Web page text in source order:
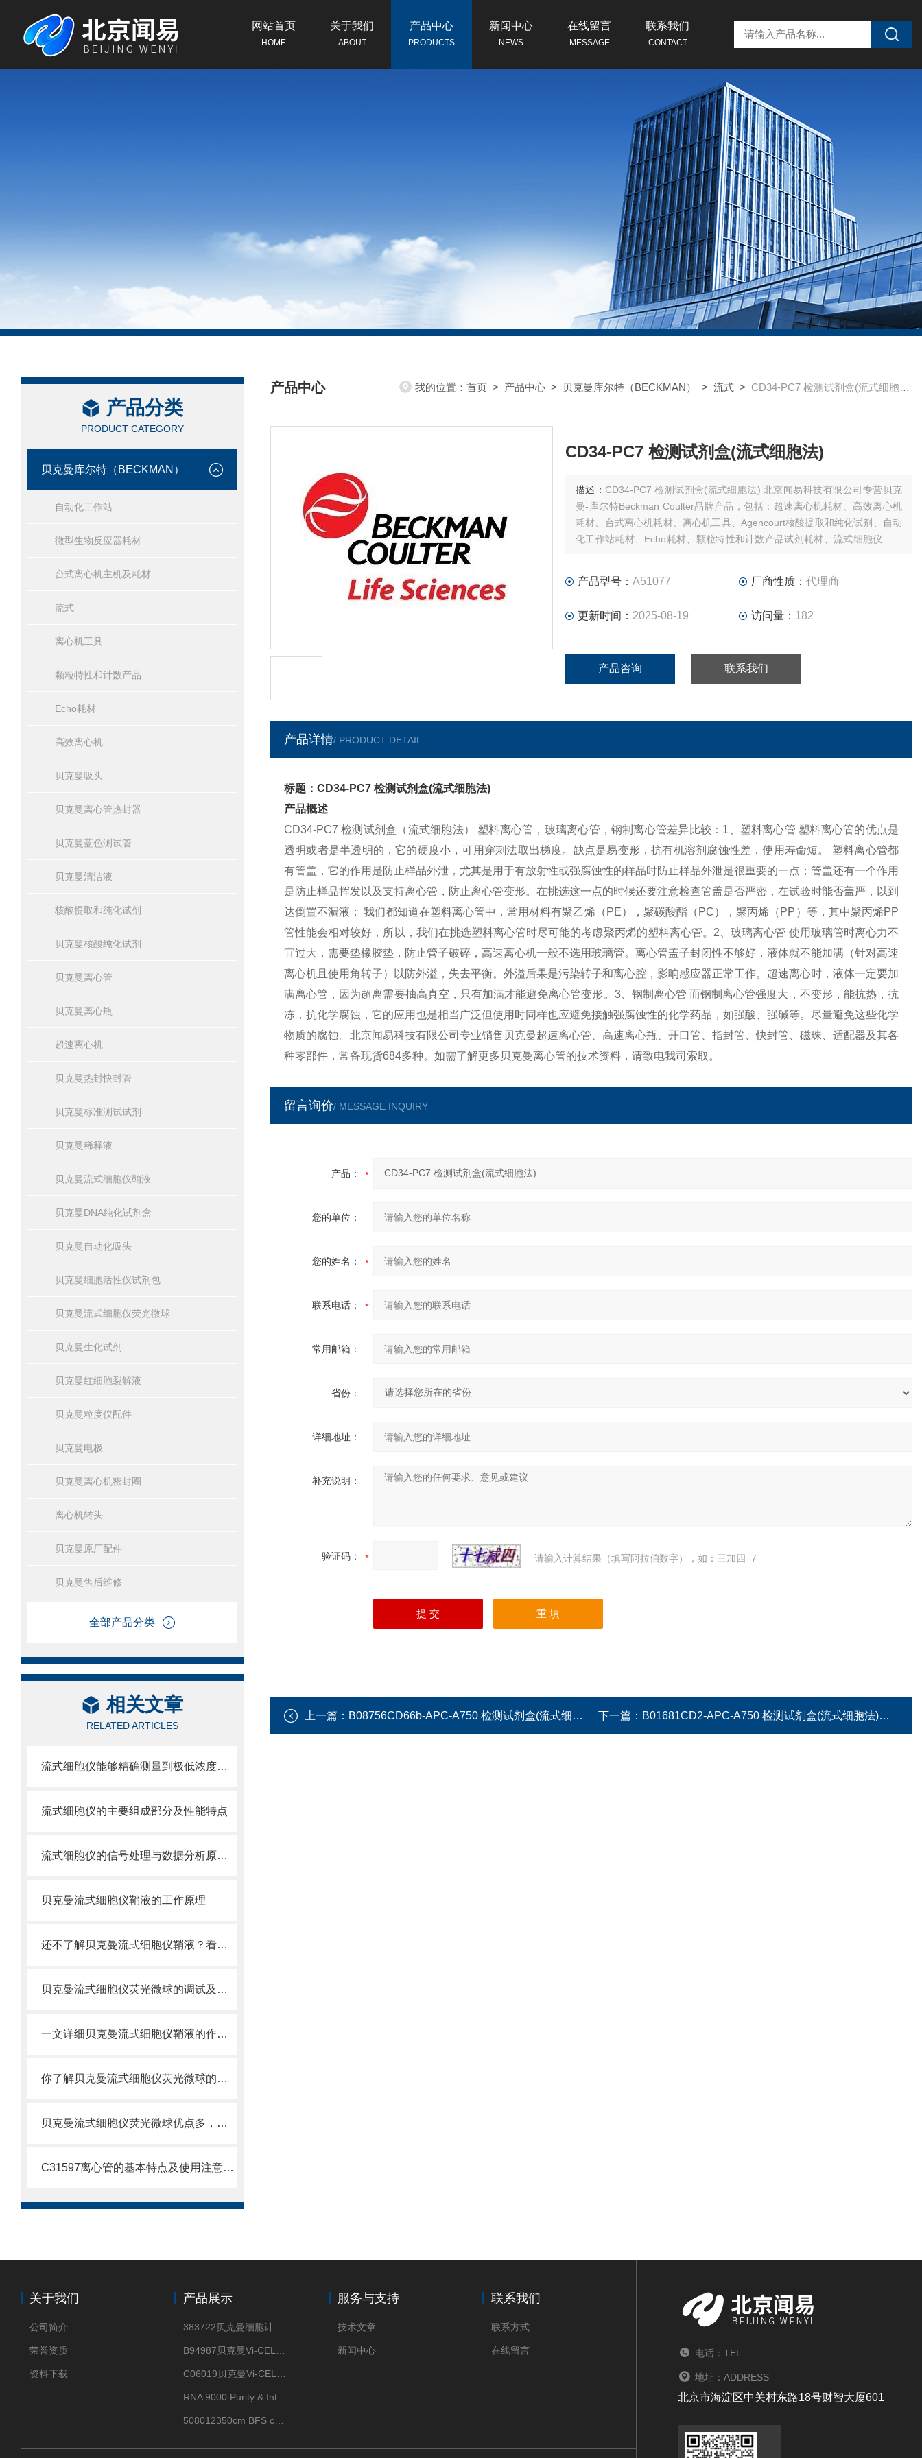
网站首页
HOME
关于我们
ABOUT
产品中心
PRODUCTS
新闻中心
NEWS
在线留言
MESSAGE
联系我们
CONTACT
产品分类
PRODUCT CATEGORY
贝克曼库尔特（BECKMAN）
自动化工作站
微型生物反应器耗材
台式离心机主机及耗材
流式
离心机工具
颗粒特性和计数产品
Echo耗材
高效离心机
贝克曼吸头
贝克曼离心管热封器
贝克曼蓝色测试管
贝克曼清洁液
核酸提取和纯化试剂
贝克曼核酸纯化试剂
贝克曼离心管
贝克曼离心瓶
超速离心机
贝克曼热封快封管
贝克曼标准测试试剂
贝克曼稀释液
贝克曼流式细胞仪鞘液
贝克曼DNA纯化试剂盒
贝克曼自动化吸头
贝克曼细胞活性仪试剂包
贝克曼流式细胞仪荧光微球
贝克曼生化试剂
贝克曼红细胞裂解液
贝克曼粒度仪配件
贝克曼电极
贝克曼离心机密封圈
离心机转头
贝克曼原厂配件
贝克曼售后维修
全部产品分类
相关文章
RELATED ARTICLES
流式细胞仪能够精确测量到极低浓度的标记物
流式细胞仪的主要组成部分及性能特点
流式细胞仪的信号处理与数据分析原理分析
贝克曼流式细胞仪鞘液的工作原理
还不了解贝克曼流式细胞仪鞘液？看这里就对了！
贝克曼流式细胞仪荧光微球的调试及使用
一文详细贝克曼流式细胞仪鞘液的作用原理
你了解贝克曼流式细胞仪荧光微球的制备之怎样的吗
贝克曼流式细胞仪荧光微球优点多，实用效果好
C31597离心管的基本特点及使用注意事项
产品中心
/ PRODUCTS CENTER
我的位置：首页 > 产品中心 > 贝克曼库尔特（BECKMAN） >流式 > CD34-PC7 检测试剂盒(流式细胞法)
CD34-PC7 检测试剂盒(流式细胞法)
描述： CD34-PC7 检测试剂盒(流式细胞法) 北京闻易科技有限公司专营贝克
曼-库尔特Beckman Coulter品牌产品，包括：超速离心机耗材、高效离心机
耗材、台式离心机耗材、离心机工具、Agencourt核酸提取和纯化试剂、自动
化工作站耗材、Echo耗材、颗粒特性和计数产品试剂耗材、流式细胞仪试剂
产品型号： A51077 厂商性质： 代理商
更新时间： 2025-08-19 访问量： 182
产品咨询 联系我们
产品详情/ PRODUCT DETAIL
标题：CD34-PC7 检测试剂盒(流式细胞法)
产品概述
CD34-PC7 检测试剂盒（流式细胞法） 塑料离心管，玻璃离心管，钢制离心管差异比较：1、塑料离心管 塑料离心管的优点是
透明或者是半透明的，它的硬度小，可用穿刺法取出梯度。缺点是易变形，抗有机溶剂腐蚀性差，使用寿命短。 塑料离心管都
有管盖，它的作用是防止样品外泄，尤其是用于有放射性或强腐蚀性的样品时防止样品外泄是很重要的一点；管盖还有一个作用
是防止样品挥发以及支持离心管，防止离心管变形。在挑选这一点的时候还要注意检查管盖是否严密，在试验时能否盖严，以到
达倒置不漏液； 我们都知道在塑料离心管中，常用材料有聚乙烯（PE），聚碳酸酯（PC），聚丙烯（PP）等，其中聚丙烯PP
管性能会相对较好，所以，我们在挑选塑料离心管时尽可能的考虑聚丙烯的塑料离心管。2、玻璃离心管 使用玻璃管时离心力不
宜过大，需要垫橡胶垫，防止管子破碎，高速离心机一般不选用玻璃管。离心管盖子封闭性不够好，液体就不能加满（针对高速
离心机且使用角转子）以防外溢，失去平衡。外溢后果是污染转子和离心腔，影响感应器正常工作。超速离心时，液体一定要加
满离心管，因为超离需要抽高真空，只有加满才能避免离心管变形。3、钢制离心管 而钢制离心管强度大，不变形，能抗热，抗
冻，抗化学腐蚀，它的应用也是相当广泛但使用时同样也应避免接触强腐蚀性的化学药品，如强酸、强碱等。尽量避免这些化学
物质的腐蚀。北京闻易科技有限公司专业销售贝克曼超速离心管、高速离心瓶、开口管、指封管、快封管、磁珠、适配器及其各
种零部件，常备现货684多种。如需了解更多贝克曼离心管的技术资料，请致电我司索取。
留言询价/ MESSAGE INQUIRY
产品：
您的单位：
您的姓名：
联系电话：
常用邮箱：
省份：
详细地址：
补充说明：
验证码： 请输入计算结果（填写阿拉伯数字），如：三加四=7
上一篇： B08756CD66b-APC-A750 检测试剂盒(流式细胞法) 下一篇： B01681CD2-APC-A750 检测试剂盒(流式细胞法)
关于我们
公司简介
荣誉资质
资料下载
产品展示 服务与支持
技术文章
新闻中心
联系我们
联系方式
在线留言 电话：TEL
地址：ADDRESS
北京市海淀区中关村东路18号财智大厦601